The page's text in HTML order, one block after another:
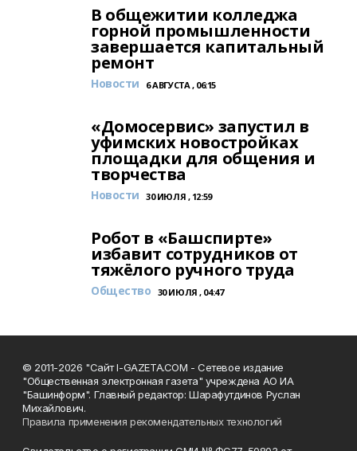
В общежитии колледжа
горной промышленности
завершается капитальный
ремонт
Новости 6 АВГУСТА , 06:15
«Домосервис» запустил в
уфимских новостройках
площадки для общения и
творчества
Новости 30 ИЮЛЯ , 12:59
Робот в «Башспирте»
избавит сотрудников от
тяжёлого ручного труда
Общество 30 ИЮЛЯ , 04:47
© 2011-2026 "Сайт I-GAZETA.COM - Сетевое издание
"Общественная электронная газета" учреждена АО ИА
"Башинформ". Главный редактор: Шарафутдинов Руслан
Михайлович.
Правила применения рекомендательных технологий